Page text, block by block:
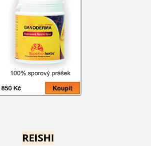
REISHI